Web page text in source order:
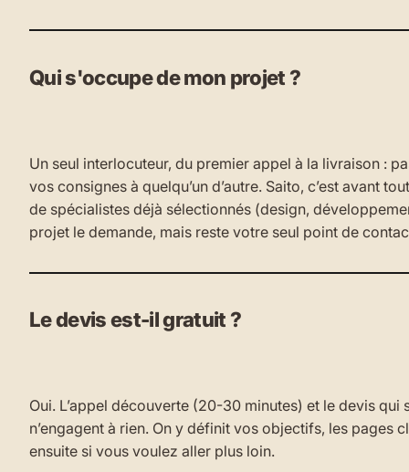
Qui s'occupe de mon projet ?
Un seul interlocuteur, du premier appel à la livraison :
vos consignes à quelqu’un d’autre. Saito, c’est avant
de spécialistes déjà sélectionnés (design,
projet le demande, mais reste votre seul point de
Le devis est-il gratuit ?
Oui. L’appel découverte (20-30 minutes) et le devis qui
n’engagent à rien. On y définit vos objectifs, les pages
ensuite si vous voulez aller plus loin.